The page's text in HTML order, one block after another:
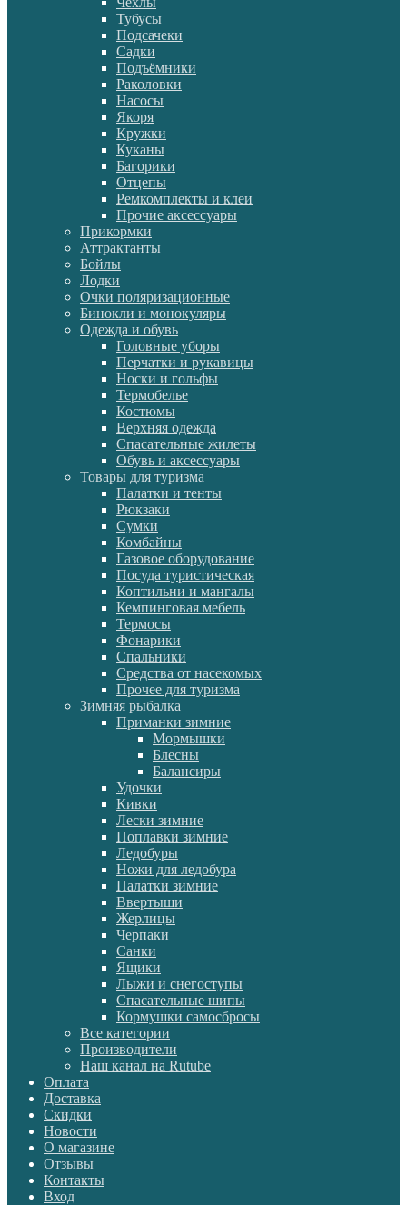
Тубусы
Подсачеки
Садки
Подъёмники
Раколовки
Насосы
Якоря
Кружки
Куканы
Багорики
Отцепы
Ремкомплекты и клеи
Прочие аксессуары
Прикормки
Аттрактанты
Бойлы
Лодки
Очки поляризационные
Бинокли и монокуляры
Одежда и обувь
Головные уборы
Перчатки и рукавицы
Носки и гольфы
Термобелье
Костюмы
Верхняя одежда
Спасательные жилеты
Обувь и аксессуары
Товары для туризма
Палатки и тенты
Рюкзаки
Сумки
Комбайны
Газовое оборудование
Посуда туристическая
Коптильни и мангалы
Кемпинговая мебель
Термосы
Фонарики
Спальники
Средства от насекомых
Прочее для туризма
Зимняя рыбалка
Приманки зимние
Мормышки
Блесны
Балансиры
Удочки
Кивки
Лески зимние
Поплавки зимние
Ледобуры
Ножи для ледобура
Палатки зимние
Ввертыши
Жерлицы
Черпаки
Санки
Ящики
Лыжи и снегоступы
Спасательные шипы
Кормушки самосбросы
Все категории
Производители
Наш канал на Rutube
Оплата
Доставка
Скидки
Новости
О магазине
Отзывы
Контакты
Вход